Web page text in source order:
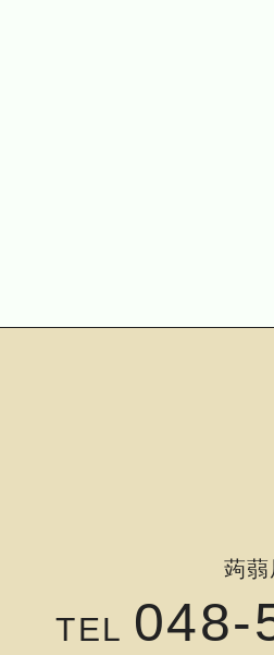
蒟蒻
TEL 048-